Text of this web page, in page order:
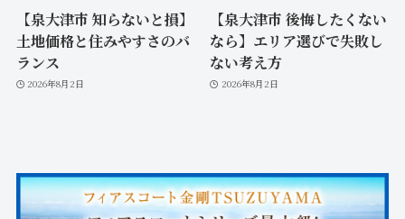
【泉大津市 知らないと損】
土地価格と住みやすさのバ
ランス
2026年8月2日
【泉大津市 後悔したくない
なら】エリア選びで失敗し
ない考え方
2026年8月2日